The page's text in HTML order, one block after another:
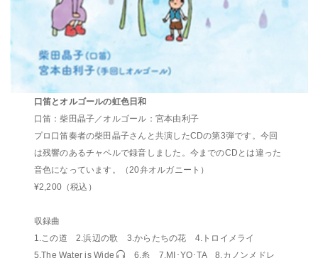
口笛とオルゴールの虹色日和
口笛：柴田晶子／オルゴール：宮本由利子
プロ口笛奏者の柴田晶子さんと共演したCDの第3弾です。今回
は残響のあるチャペルで録音しました。今までのCDとは違った
音色になっています。（20弁オルガニート）
¥2,200（税込）
収録曲
1.この道 2.浜辺の歌 3.からたちの花 4.トロイメライ
5.The Water is Wide
6.糸 7.MI･YO･TA 8.カノンメドレ